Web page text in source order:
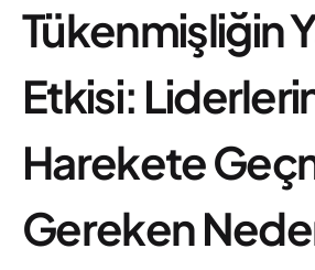
Tükenmişliğin
Etkisi:
Harekete
Gereken